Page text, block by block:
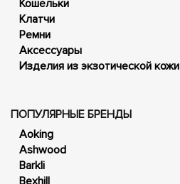
Кошельки
Клатчи
Ремни
Аксессуары
Изделия из экзотической кожи
ПОПУЛЯРНЫЕ БРЕНДЫ
Aoking
Ashwood
Barkli
Bexhill